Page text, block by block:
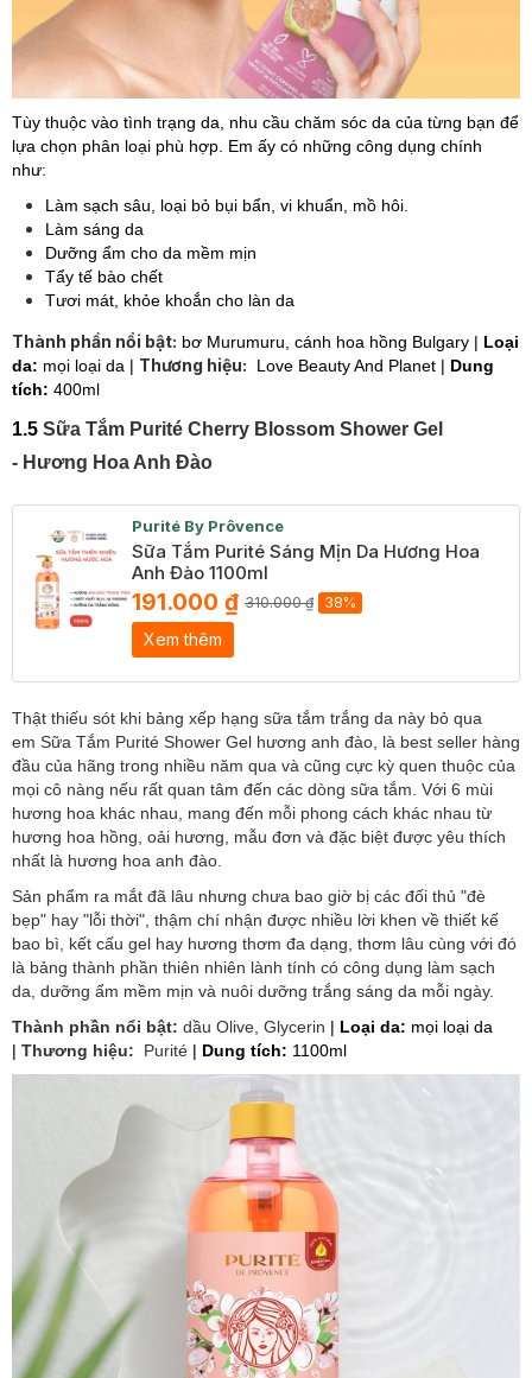
Tùy thuộc vào tình trạng da, nhu cầu chăm sóc da của từng bạn để
lựa chọn phân loại phù hợp. Em ấy có những công dụng chính
như:
Làm sạch sâu, loại bỏ bụi bẩn, vi khuẩn, mồ hôi.
Làm sáng da
Dưỡng ẩm cho da mềm mịn
Tẩy tế bào chết
Tươi mát, khỏe khoắn cho làn da
Thành phần nổi bật: bơ Murumuru, cánh hoa hồng Bulgary | Loại
da: mọi loại da | Thương hiệu: Love Beauty And Planet | Dung
tích: 400ml
​1.5 Sữa Tắm Purité Cherry Blossom Shower Gel
- Hương Hoa Anh Đào
Purité By Prôvence
Sữa Tắm Purité Sáng Mịn Da Hương Hoa
Anh Đào 1100ml
191.000 ₫ 310.000 ₫ 38%
Xem thêm
Thật thiếu sót khi bảng xếp hạng sữa tắm trắng da này bỏ qua
em Sữa Tắm Purité Shower Gel hương anh đào, là best seller hàng
đầu của hãng trong nhiều năm qua và cũng cực kỳ quen thuộc của
mọi cô nàng nếu rất quan tâm đến các dòng sữa tắm. Với 6 mùi
hương hoa khác nhau, mang đến mỗi phong cách khác nhau từ
hương hoa hồng, oải hương, mẫu đơn và đặc biệt được yêu thích
nhất là hương hoa anh đào.
Sản phẩm ra mắt đã lâu nhưng chưa bao giờ bị các đối thủ "đè
bẹp" hay "lỗi thời", thậm chí nhận được nhiều lời khen về thiết kế
bao bì, kết cấu gel hay hương thơm đa dạng, thơm lâu cùng với đó
là bảng thành phần thiên nhiên lành tính có công dụng làm sạch
da, dưỡng ẩm mềm mịn và nuôi dưỡng trắng sáng da mỗi ngày.
Thành phần nổi bật: dầu Olive, Glycerin | Loại da: mọi loại da
| Thương hiệu: Purité | Dung tích: 1100ml